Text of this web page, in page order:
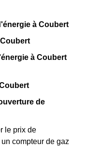
à Coubert
à Coubert
de
le prix de
compteur de gaz